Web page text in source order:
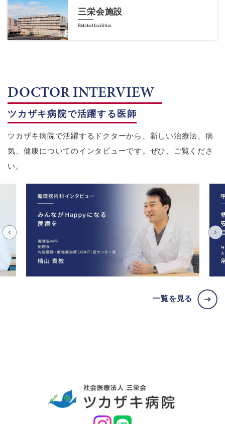
三栄会施設
Related facilities
DOCTOR INTERVIEW
ツカザキ病院で活躍する医師
ツカザキ病院で活躍するドクターから、新しい治療法、病
気、健康についてのインタビューです。ぜひ、ご覧くださ
い。
一覧を見る